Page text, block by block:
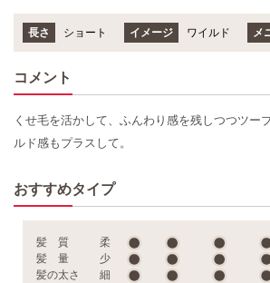
長さ ショート イメージ ワイルド メ
コメント
くせ毛を活かして、ふんわり感を残しつつツー
ルド感もプラスして。
おすすめタイプ
髪 質 柔
髪 量
少
髪の太さ
細